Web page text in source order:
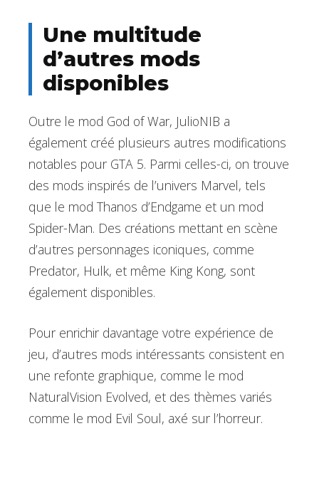
Une multitude
d’autres mods
disponibles
Outre le mod God of War, JulioNIB a
également créé plusieurs autres modifications
notables pour GTA 5. Parmi celles-ci, on trouve
des mods inspirés de l’univers Marvel, tels
que le mod Thanos d’Endgame et un mod
Spider-Man. Des créations mettant en scène
d’autres personnages iconiques, comme
Predator, Hulk, et même King Kong, sont
également disponibles.
Pour enrichir davantage votre expérience de
jeu, d’autres mods intéressants consistent en
une refonte graphique, comme le mod
NaturalVision Evolved, et des thèmes variés
comme le mod Evil Soul, axé sur l’horreur.